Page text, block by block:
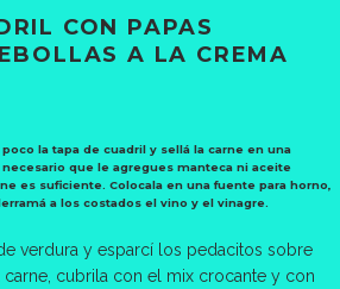
CON PAPAS
A LA CREMA
la tapa de cuadril y sellá la carne en una
que le agregues manteca ni aceite
es suficiente. Colocala en una fuente para horno,
a los costados el vino y el vinagre.
verdura y esparcí los pedacitos sobre
cubrila con el mix crocante y con